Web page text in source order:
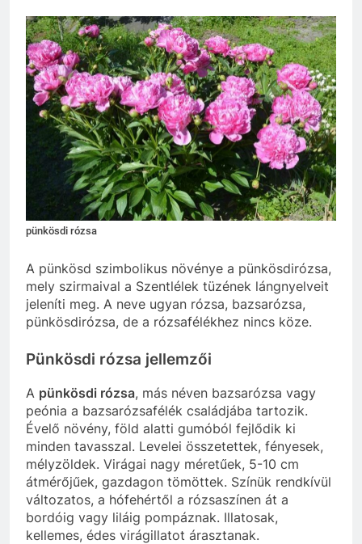
pünkösdi rózsa
A pünkösd szimbolikus növénye a pünkösdirózsa,
mely szirmaival a Szentlélek tüzének lángnyelveit
jeleníti meg. A neve ugyan rózsa, bazsarózsa,
pünkösdirózsa, de a rózsafélékhez nincs köze.
Pünkösdi rózsa jellemzői
A pünkösdi rózsa, más néven bazsarózsa vagy
peónia a bazsarózsafélék családjába tartozik.
Évelő növény, föld alatti gumóból fejlődik ki
minden tavasszal. Levelei összetettek, fényesek,
mélyzöldek. Virágai nagy méretűek, 5-10 cm
átmérőjűek, gazdagon tömöttek. Színük rendkívül
változatos, a hófehértől a rózsaszínen át a
bordóig vagy liláig pompáznak. Illatosak,
kellemes, édes virágillatot árasztanak.